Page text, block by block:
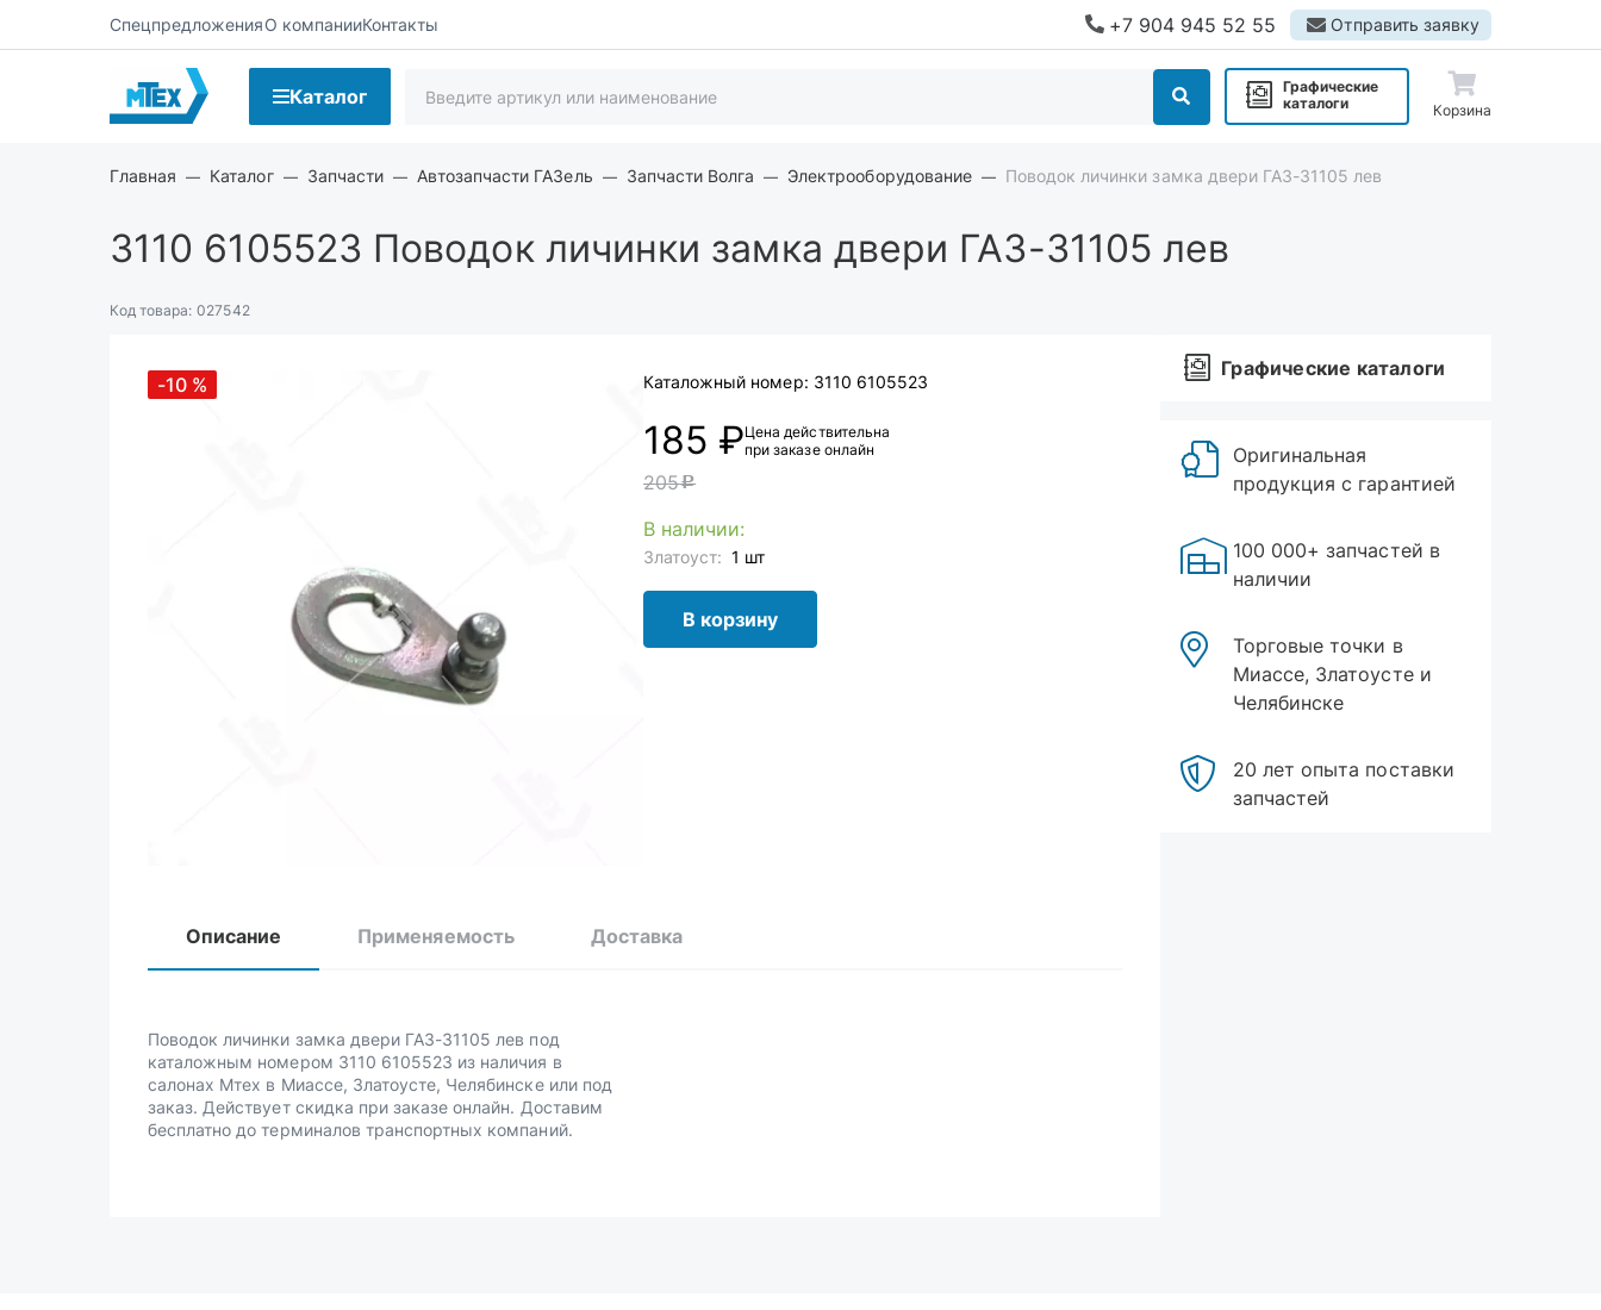
СпецпредложенияО компанииКонтакты +7 904 945 52 55 Отправить заявку
Каталог
Графические
каталоги
Корзина
Главная Каталог Запчасти Автозапчасти ГАЗель Запчасти Волга Электрооборудование Поводок личинки замка двери ГАЗ-31105 лев
3110 6105523 Поводок личинки замка двери ГАЗ-31105 лев
Код товара: 027542
-10 % Каталожный номер: 3110 6105523
185 ₽Цена действительна
при заказе онлайн
205c
В наличии:
Златоуст: 1 шт
В корзину
Описание Применяемость Доставка
Поводок личинки замка двери ГАЗ-31105 лев под
каталожным номером 3110 6105523 из наличия в
салонах Мтех в Миассе, Златоусте, Челябинске или под
заказ. Действует скидка при заказе онлайн. Доставим
бесплатно до терминалов транспортных компаний.
Графические каталоги
Оригинальная
продукция с гарантией
100 000+ запчастей в
наличии
Торговые точки в
Миассе, Златоусте и
Челябинске
20 лет опыта поставки
запчастей